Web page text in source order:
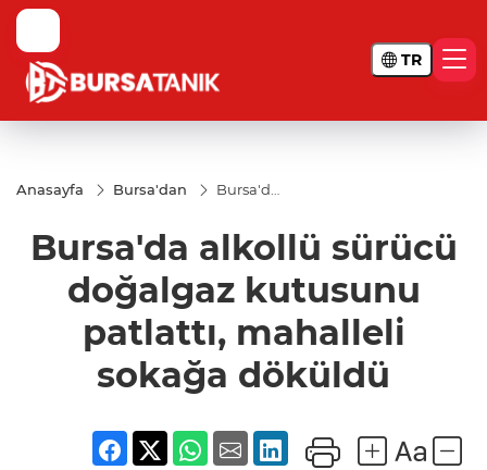
TR
Anasayfa Bursa'dan
Bursa'da
doğalgaz
kutusunu
patlattı,
mahalleli
döküldü
Bursa'da alkollü sürücü
doğalgaz kutusunu
patlattı, mahalleli
sokağa döküldü